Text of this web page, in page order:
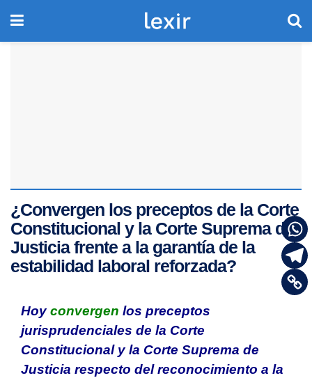
¿Convergen los preceptos de la Corte
Constitucional y la Corte Suprema de
Justicia frente a la garantía de la
estabilidad laboral reforzada?
Hoyconvergen los preceptos
jurisprudenciales de la Corte
Constitucional y la Corte Suprema de
Justicia respecto del reconocimiento a la